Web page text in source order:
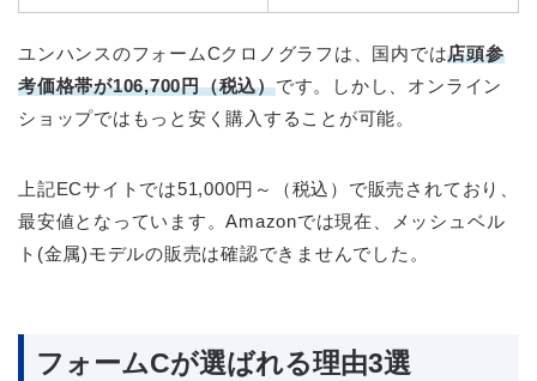
ユンハンスのフォームCクロノグラフは、国内では店頭参
考価格帯が106,700円（税込）です。しかし、オンライン
ショップではもっと安く購入することが可能。
上記ECサイトでは51,000円～（税込）で販売されており、
最安値となっています。Amazonでは現在、メッシュベル
ト(金属)モデルの販売は確認できませんでした。
フォームCが選ばれる理由3選